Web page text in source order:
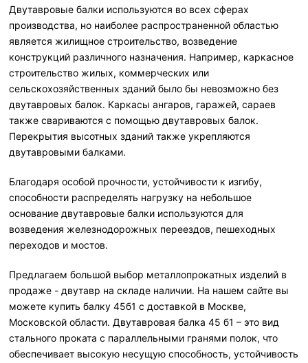
Двутавровые балки используются во всех сферах
производства, но наиболее распространенной областью
является жилищное строительство, возведение
конструкций различного назначения. Например, каркасное
строительство жилых, коммерческих или
сельскохозяйственных зданий было бы невозможно без
двутавровых балок. Каркасы ангаров, гаражей, сараев
также свариваются с помощью двутавровых балок.
Перекрытия высотных зданий также укрепляются
двутавровыми балками.
Благодаря особой прочности, устойчивости к изгибу,
способности распределять нагрузку на небольшое
основание двутавровые балки используются для
возведения железнодорожных переездов, пешеходных
переходов и мостов.
Предлагаем большой выбор металлопрокатных изделий в
продаже - двутавр на складе наличии. На нашем сайте вы
можете купить балку 45б1 с доставкой в Москве,
Московской области. Двутавровая балка 45 б1 – это вид
стального проката с параллельными гранями полок, что
обеспечивает высокую несущую способность, устойчивость